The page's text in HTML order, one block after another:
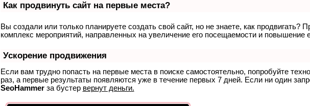
Как продвинуть сайт на первые места?
Вы создали или только планируете создать свой сайт, но не знаете, как
комплекс мероприятий, направленных на увеличение его посещаемости и повышение
Ускорение продвижения
Если вам трудно попасть на первые места в поиске самостоятельно, попробуйте
раз, а первые результаты появляются уже в течение первых 7 дней. Если ни один
SeoHammerза бустер вернут деньги.